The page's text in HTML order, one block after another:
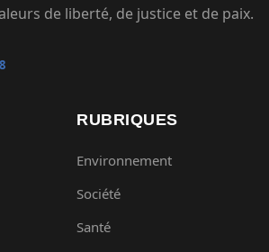
de liberté, de justice et de paix.
RUBRIQUES
Environnement
Société
Santé